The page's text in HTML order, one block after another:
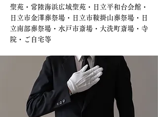
聖苑・常陸海浜広域聖苑・日立平和台会館・
日立市金澤葬祭場・日立市鞍掛山葬祭場・日
立南部葬祭場・水戸市斎場・大洗町斎場・寺
院・ご自宅等